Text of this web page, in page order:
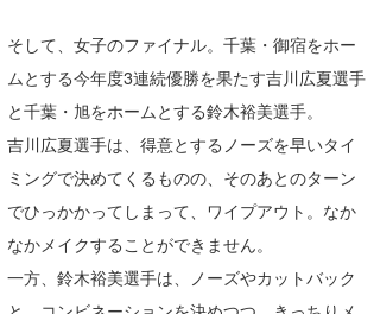
そして、女子のファイナル。千葉・御宿をホー
ムとする今年度3連続優勝を果たす吉川広夏選手
と千葉・旭をホームとする鈴木裕美選手。
吉川広夏選手は、得意とするノーズを早いタイ
ミングで決めてくるものの、そのあとのターン
でひっかかってしまって、ワイプアウト。なか
なかメイクすることができません。
一方、鈴木裕美選手は、ノーズやカットバック